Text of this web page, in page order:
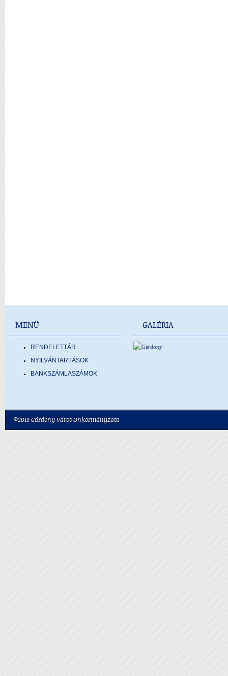
MENÜ
RENDELETTÁR
NYILVÁNTARTÁSOK
BANKSZÁMLASZÁMOK
GALÉRIA
©2013 Gárdony Város Önkormányzata